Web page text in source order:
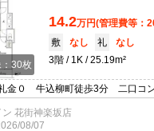
30枚
14.2万円(管理費等：
敷
なし 礼
なし
3階
1K 25.19m²
金０ 牛込柳町徒歩3分 二口コ
可能
ン 花街神楽坂店
08/07